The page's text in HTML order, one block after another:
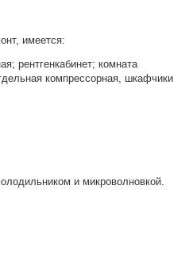
имеется:
рентгенкабинет; комната
компрессорная, шкафчики
и микроволновкой.